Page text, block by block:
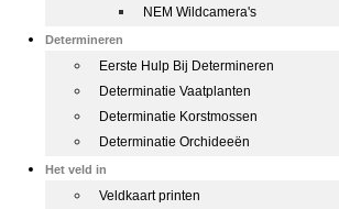
NEM Wildcamera's
Determineren
Eerste Hulp Bij Determineren
Determinatie Vaatplanten
Determinatie Korstmossen
Determinatie Orchideeën
Het veld in
Veldkaart printen